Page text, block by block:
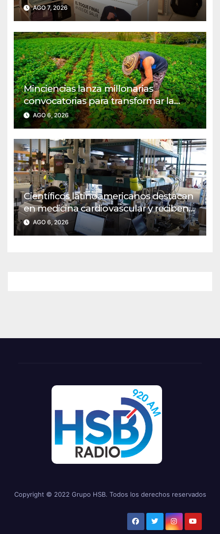
AGO 7, 2026
Minciencias lanza millonarias
convocatorias para transformar la
agroindustria en regiones PDET
AGO 6, 2026
Científicos latinoamericanos destacan
en medicina cardiovascular y reciben
reconocimiento del MIT
AGO 6, 2026
Copyright © 2022 Grupo HSB. Todos los derechos reservados